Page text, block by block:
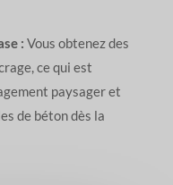
: Vous obtenez des
ce qui est
paysager et
de béton dès la